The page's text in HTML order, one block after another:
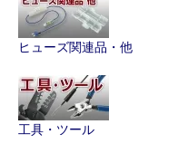
ヒューズ関連品・他
工具・ツール